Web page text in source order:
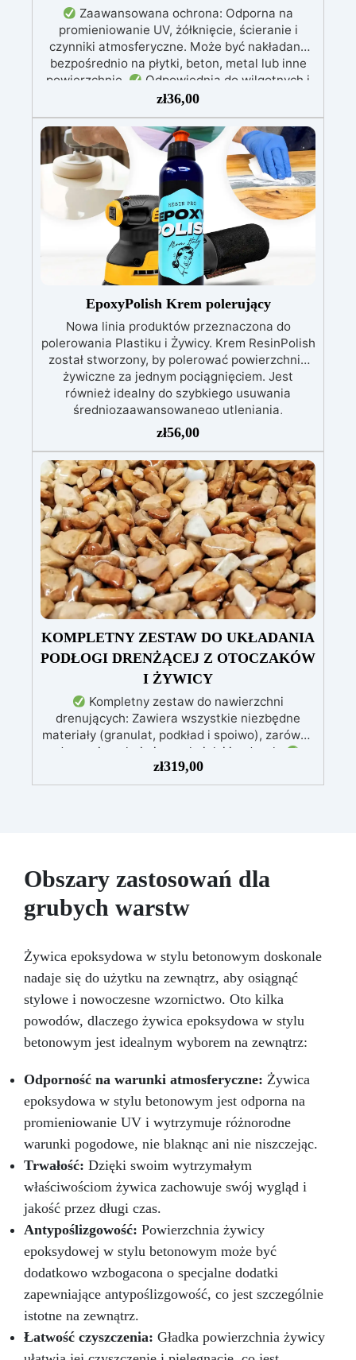
Zaawansowana ochrona: Odporna na
promieniowanie UV, żółknięcie, ścieranie i
czynniki atmosferyczne. Może być nakładana
bezpośrednio na płytki, beton, metal lub inne
powierzchnie.
Odpowiednia do wilgotnych i
intensywnie użytkowanych miejsc: Specjalna
formuła, idealna do środowisk wymagających
najwyższej trwałości.
Wszechstronne i
personalizowane wykończenie: Dostępna w
kolorystyce RAL lub NCS, z wykończeniem w
połysku. Kryjąca już przy jednej warstwie.
Uniwersalna: Doskonała do podłóg, parkingów,
magazynów oraz do powłok na odpowiednio
przygotowanej stali.
Zgodność i
bezpieczeństwo: Zgodna z Rozporządzeniem
UE nr 305/2011 – Rozporządzeniem UE nr
574/2014 – Oznakowanie CE zgodnie z normą
EN 1504-2 oraz odpowiednią Deklaracją
Właściwości Użytkowych (DoP).
zł36,00
EpoxyPolish Krem polerujący
Nowa linia produktów przeznaczona do
polerowania Plastiku i Żywicy. Krem ResinPolish
został stworzony, by polerować powierzchnie
żywiczne za jednym pociągnięciem. Jest
również idealny do szybkiego usuwania
średniozaawansowanego utleniania,
delikatnych zadrapań, skaz i innych drobnych
defektów na żywicznej powierzchni. Ten krem
usuwa defekty pozostawione przez środki
ścierne o ziarnistości P1500 lub mniejszej i
pozostawia wspaniałe wykończenie
pozbawione niedoskonałości nawet na
ciemniejszych żelkotach, które mogą sprawiać
więcej trudności.
zł56,00
KOMPLETNY ZESTAW DO UKŁADANIA
PODŁOGI DRENŻĄCEJ Z OTOCZAKÓW
I ŻYWICY
Kompletny zestaw do nawierzchni
drenujących: Zawiera wszystkie niezbędne
materiały (granulat, podkład i spoiwo), zarówno
do powierzchni pieszych, jak i jezdnych.
Łatwy w aplikacji: Szczegółowe instrukcje
zapewniają doskonałe rezultaty, nawet bez
naprawczych, w zaledwie 24 godziny.
Wszechstronny i personalizowany: Nadaje się
do betonu, cementu, starych nawierzchni i
ziemi utwardzonej (po wcześniejszej
czasu: Nowoczesne żywice gwarantują
odporność na ścieranie i stabilność koloru
przez wiele lat.
zł319,00
Obszary zastosowań dla
grubych warstw
Żywica epoksydowa w stylu betonowym doskonale
nadaje się do użytku na zewnątrz, aby osiągnąć
stylowe i nowoczesne wzornictwo. Oto kilka
powodów, dlaczego żywica epoksydowa w stylu
betonowym jest idealnym wyborem na zewnątrz:
Odporność na warunki atmosferyczne: Żywica
epoksydowa w stylu betonowym jest odporna na
promieniowanie UV i wytrzymuje różnorodne
warunki pogodowe, nie blaknąc ani nie niszczejąc.
Trwałość: Dzięki swoim wytrzymałym
właściwościom żywica zachowuje swój wygląd i
jakość przez długi czas.
Antypoślizgowość: Powierzchnia żywicy
epoksydowej w stylu betonowym może być
dodatkowo wzbogacona o specjalne dodatki
zapewniające antypoślizgowość, co jest szczególnie
istotne na zewnątrz.
Łatwość czyszczenia: Gładka powierzchnia żywicy